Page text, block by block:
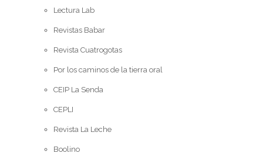
Lectura Lab
Revistas Babar
Revista Cuatrogotas
Por los caminos de la tierra oral
CEIP La Senda
CEPLI
Revista La Leche
Boolino